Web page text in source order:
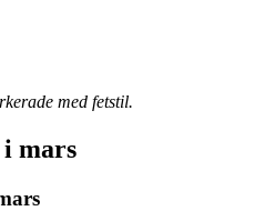
med fetstil.
mars